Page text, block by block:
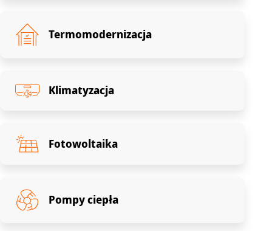
Termomodernizacja
Klimatyzacja
Fotowoltaika
Pompy ciepła